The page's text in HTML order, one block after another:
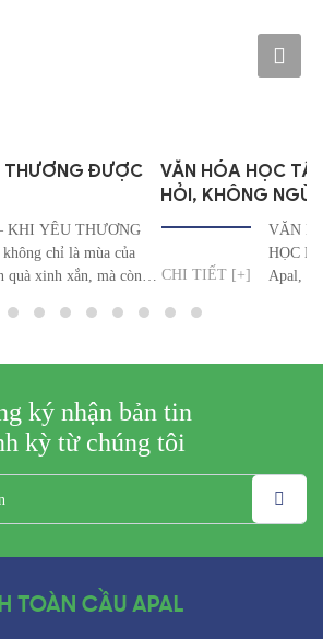
VĂN HÓA HỌC TẬP TẠI APAL –
HỎI, KHÔNG NGỪNG PHÁT TRIỂN
CHI TIẾT [+]
VĂN HÓA HỌC TẬP TẠI
HỌC HỎI, KHÔNG NGỪNG
Apal, học tập không chỉ là hoạt
nghiệp – nơi mỗi thành viên
ký nhận bản tin
kỳ từ chúng tôi
TOÀN CẦU APAL